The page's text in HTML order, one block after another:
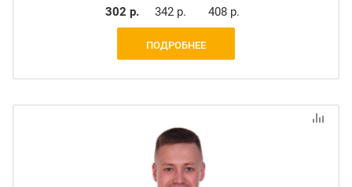
302 р. 342 р. 408 р.
ПОДРОБНЕЕ